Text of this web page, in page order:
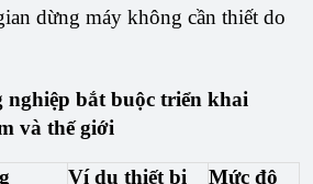
dừng máy không cần thiết do
nghiệp bắt buộc triển khai
và thế giới
Ví dụ thiết bị
Mức độ